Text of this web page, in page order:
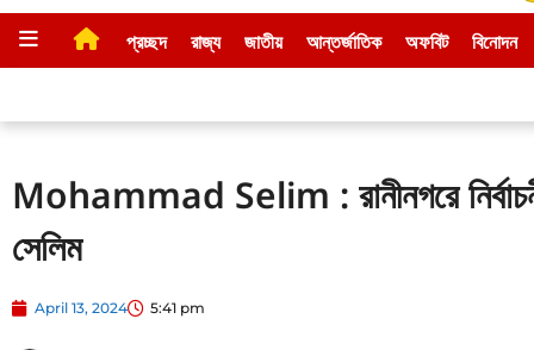
প্রচ্ছদ রাজ্য জাতীয় আন্তর্জাতিক অফবিট বিনোদন
Mohammad Selim : রানীনগরে নির্বাচনী
সেলিম
April 13, 2024 5:41 pm